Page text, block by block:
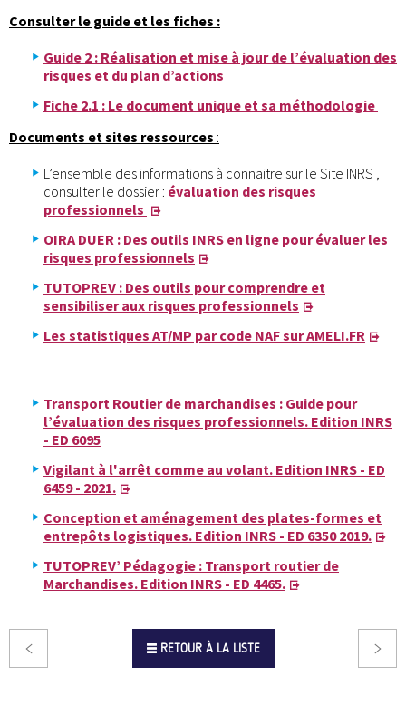
Consulter le guide et les fiches :
Guide 2 : Réalisation et mise à jour de l’évaluation des
risques et du plan d’actions
Fiche 2.1 : Le document unique et sa méthodologie
Documents et sites ressources :
L’ensemble des informations à connaitre sur le Site INRS ,
consulter le dossier : évaluation des risques
professionnels
OIRA DUER : Des outils INRS en ligne pour évaluer les
risques professionnels
TUTOPREV : Des outils pour comprendre et
sensibiliser aux risques professionnels
Les statistiques AT/MP par code NAF sur AMELI.FR
Transport Routier de marchandises : Guide pour
l’évaluation des risques professionnels. Edition INRS
- ED 6095
Vigilant à l'arrêt comme au volant. Edition INRS - ED
6459 - 2021.
Conception et aménagement des plates-formes et
entrepôts logistiques. Edition INRS - ED 6350 2019.
TUTOPREV’ Pédagogie : Transport routier de
Marchandises. Edition INRS - ED 4465.
RETOUR À LA LISTE